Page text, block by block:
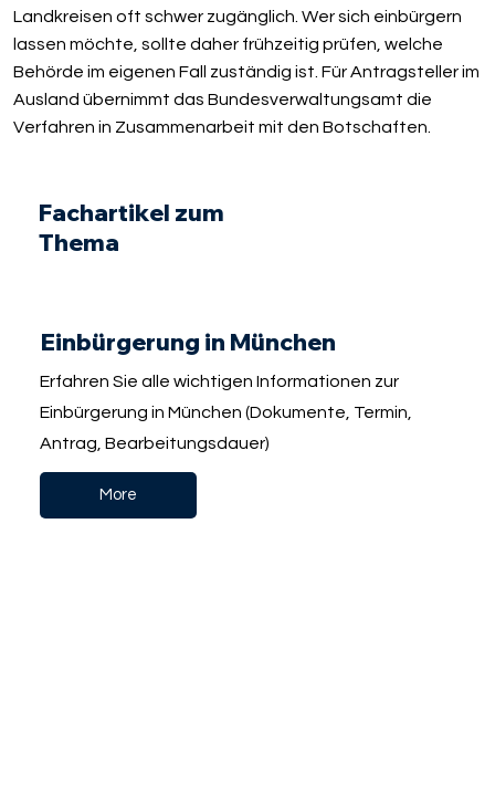
Fachartikel zum
Thema
Einbürgerung in München
Erfahren Sie alle wichtigen Informationen zur
Einbürgerung in München (Dokumente, Termin,
Antrag, Bearbeitungsdauer)
More
Landkreisen oft schwer zugänglich. Wer sich einbürgern
lassen möchte, sollte daher frühzeitig prüfen, welche
Behörde im eigenen Fall zuständig ist. Für Antragsteller im
Ausland übernimmt das Bundesverwaltungsamt die
Verfahren in Zusammenarbeit mit den Botschaften.